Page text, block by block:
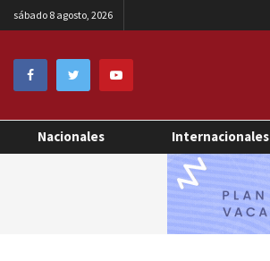
sábado 8 agosto, 2026
Nacionales Internacionales